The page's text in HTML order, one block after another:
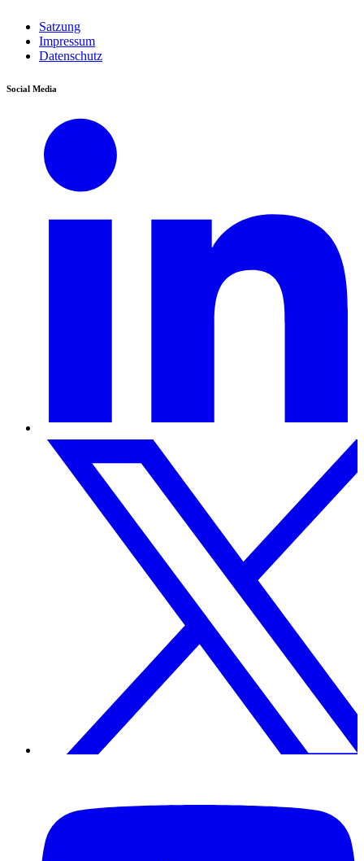
Satzung
Impressum
Datenschutz
Social Media